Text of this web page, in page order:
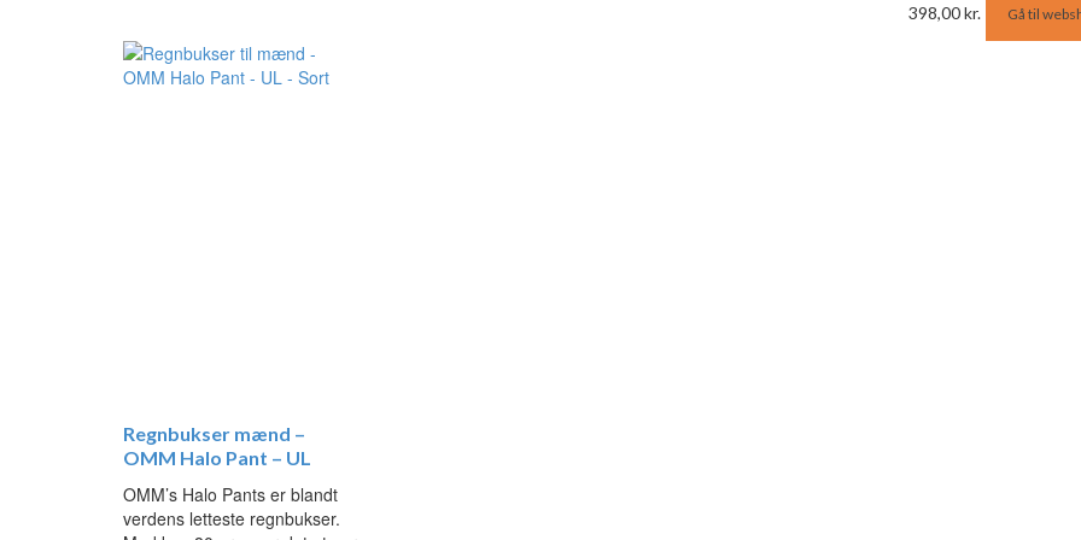
398,00kr. Gå til
Regnbukser mænd –
OMM Halo Pant – UL
OMM’s Halo Pants er blandt
verdens letteste regnbukser.